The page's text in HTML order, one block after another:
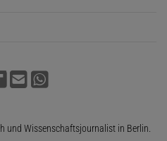
und Wissenschaftsjournalist in Berlin.